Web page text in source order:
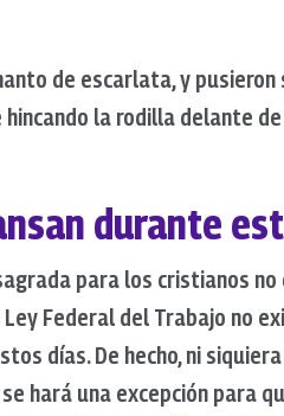
de escarlata, y
la rodilla delante
durante
para los cristianos
Federal del Trabajo no
días. De hecho, ni
hará una excepción para